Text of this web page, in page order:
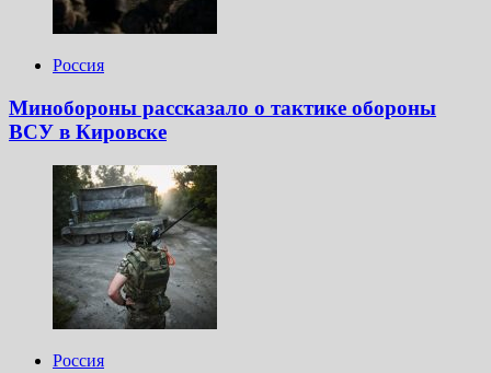
Россия
Минобороны рассказало о тактике обороны
ВСУ в Кировске
Россия